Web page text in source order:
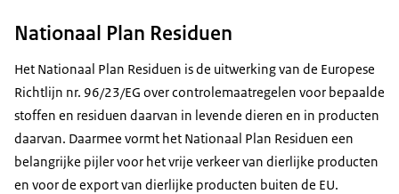
Nationaal Plan Residuen
Het Nationaal Plan Residuen is de uitwerking van de Europese
Richtlijn nr. 96/23/EG over controlemaatregelen voor bepaalde
stoffen en residuen daarvan in levende dieren en in producten
daarvan. Daarmee vormt het Nationaal Plan Residuen een
belangrijke pijler voor het vrije verkeer van dierlijke producten
en voor de export van dierlijke producten buiten de EU.